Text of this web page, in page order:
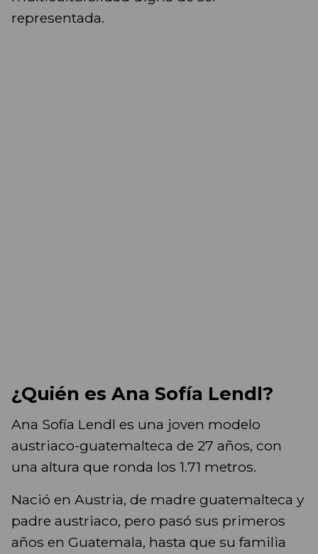
representada.
¿Quién es Ana Sofía Lendl?
Ana Sofía Lendl es una joven modelo
austriaco-guatemalteca de 27 años, con
una altura que ronda los 1.71 metros.
Nació en Austria, de madre guatemalteca y
padre austriaco, pero pasó sus primeros
años en Guatemala, hasta que su familia